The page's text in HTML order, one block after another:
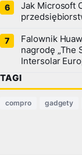
Jak Microsoft
Falownik
nagrodę „The
Intersolar
TAGI
compro gadgety